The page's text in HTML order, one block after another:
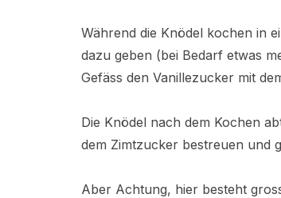
Während die Knödel kochen in
dazu geben (bei Bedarf etwas
Gefäss den Vanillezucker mit
Die Knödel nach dem Kochen
dem Zimtzucker bestreuen und
Aber Achtung, hier besteht